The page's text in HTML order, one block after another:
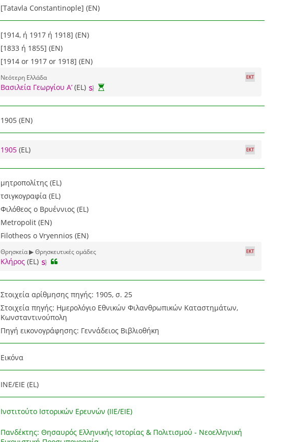
[Tatavla Constantinople] (EN)
[1914, ή 1917 ή 1918] (EN)
[1833 ή 1855] (EN)
[1914 or 1917 or 1918] (EN)
Νεότερη Ελλάδα
Βασιλεία Γεωργίου Α’(EL)
1905 (EN)
1905 (EL)
μητροπολίτης (EL)
τσιγκογραφία (EL)
Φιλόθεος ο Βρυέννιος (EL)
Metropolit (EN)
Filotheos o Vryennios (EN)
Θρησκεία ▶ Θρησκευτικές ομάδες
Κλήρος(EL)
Στοιχεία αρίθμησης πηγής: 1905, σ. 25
Στοιχεία πηγής: Ημερολόγιο Εθνικών Φιλανθρωπικών Καταστημάτων,
Κωνσταντινούπολη
Πηγή εικονογράφησης: Γεννάδειος Βιβλιοθήκη
Εικόνα
ΙΝΕ/ΕΙΕ (EL)
Ινστιτούτο Ιστορικών Ερευνών (ΙΙΕ/ΕΙΕ)
Πανδέκτης: Θησαυρός Ελληνικής Ιστορίας & Πολιτισμού - Νεοελληνική